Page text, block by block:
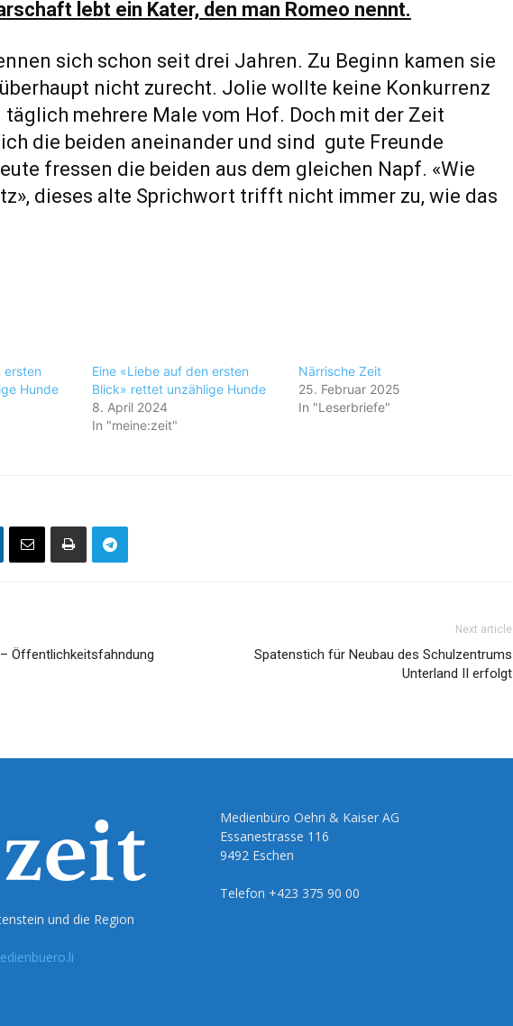
lebt ein Kater, den man Romeo nennt.
sich schon seit drei Jahren. Zu Beginn kamen sie
nicht zurecht. Jolie wollte keine Konkurrenz
täglich mehrere Male vom Hof. Doch mit der Zeit
die beiden aneinander und sind gute Freunde
fressen die beiden aus dem gleichen Napf. «Wie
dieses alte Sprichwort trifft nicht immer zu, wie das
ersten
Hunde
Eine «Liebe auf den ersten
Blick» rettet unzählige Hunde
8. April 2024
In "meine:zeit"
Närrische Zeit
25. Februar 2025
In "Leserbriefe"
Öffentlichkeitsfahndung
Next article
Spatenstich für Neubau des Schulzentrums
Unterland II erfolgt
und die Region
Medienbüro Oehri & Kaiser AG
Essanestrasse 116
9492 Eschen
Telefon +423 375 90 00